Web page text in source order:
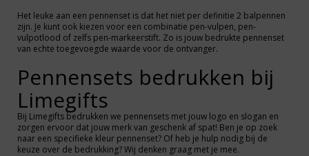
Het leuke aan een pennenset is dat het niet per definitie 2 balpennen
zijn. Je kunt ook kiezen voor een combinatie pen-vulpen, pen-
vulpotlood of zelfs pen-markeerstift. Zo is jouw bedrukte pennenset
van echte toegevoegde waarde voor de ontvanger.
Pennensets bedrukken bij
Limegifts
Bij Limegifts bedrukken we pennensets met jouw logo en slogan en
zorgen ervoor dat jouw merk van geschenk af spat! Ben je op zoek
naar een specifieke kleur pennenset? Of heb je hulp nodig bij de
keuze over de bedrukking? Wij denken graag met je mee.